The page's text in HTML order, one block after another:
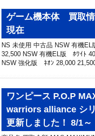
ゲーム機本体 買取
現在
NS 未使用 中古品 NSW 有機
32,500 NSW 有機EL版 ﾎﾜｲﾄ
NSW 強化版 ﾈｵﾝ 28,000
ワンピース P.O.P
warriors alliance シ
更新しました！ 8/1～